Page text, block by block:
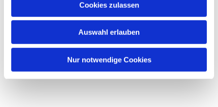
Cookies zulassen
Auswahl erlauben
Nur notwendige Cookies